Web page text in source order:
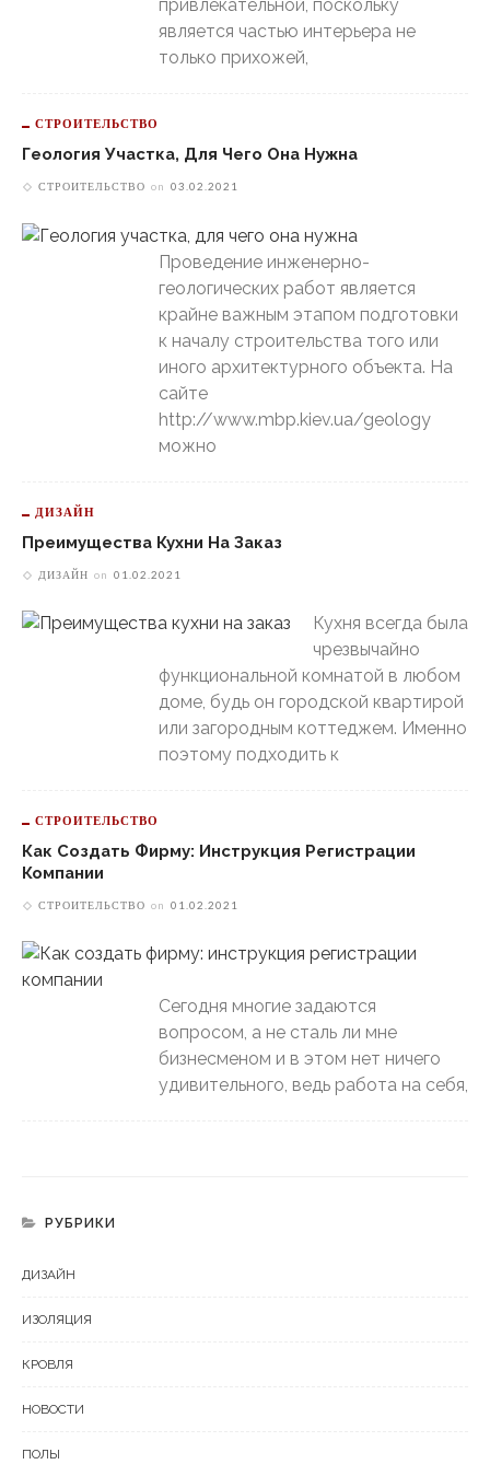
привлекательной, поскольку
является частью интерьера не
только прихожей,
СТРОИТЕЛЬСТВО
Геология Участка, Для Чего Она Нужна
СТРОИТЕЛЬСТВО on 03.02.2021
Проведение инженерно-
геологических работ является
крайне важным этапом подготовки
к началу строительства того или
иного архитектурного объекта. На
сайте
http://www.mbp.kiev.ua/geology
можно
ДИЗАЙН
Преимущества Кухни На Заказ
ДИЗАЙН on 01.02.2021
Кухня всегда была
чрезвычайно
функциональной комнатой в любом
доме, будь он городской квартирой
или загородным коттеджем. Именно
поэтому подходить к
СТРОИТЕЛЬСТВО
Как Создать Фирму: Инструкция Регистрации
Компании
СТРОИТЕЛЬСТВО on 01.02.2021
Сегодня многие задаются
вопросом, а не сталь ли мне
бизнесменом и в этом нет ничего
удивительного, ведь работа на себя,
РУБРИКИ
ДИЗАЙН
ИЗОЛЯЦИЯ
КРОВЛЯ
НОВОСТИ
ПОЛЫ